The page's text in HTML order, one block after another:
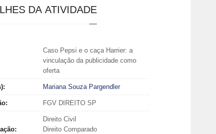
DA ATIVIDADE
Caso Pepsi e o caça Harrier: a
vinculação da publicidade como
oferta
Mariana Souza Pargendler
FGV DIREITO SP
Direito Civil
Direito Comparado